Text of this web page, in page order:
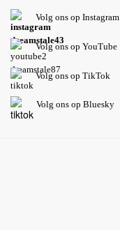
Volg ons op Instagram
Volgons op YouTube
Volg ons op TikTok
Volg ons op Bluesky